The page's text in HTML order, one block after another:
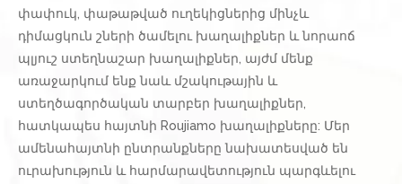
փափուկ, փաթաթված ուղեկիցներից մինչև
դիմացկուն շների ծամելու խաղալիքներ և նորաոճ
պլյուշ ստեղնաշար խաղալիքներ, այժմ մենք
առաջարկում ենք նաև մշակութային և
ստեղծագործական տարբեր խաղալիքներ,
հատկապես հայտնի Roujiamo խաղալիքները: Մեր
ամենահայտնի ընտրանքները նախատեսված են
ուրախություն և հարմարավետություն պարգևելու